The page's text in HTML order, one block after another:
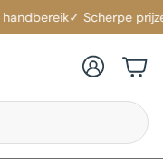
✓ Scherpe prijzen
Account